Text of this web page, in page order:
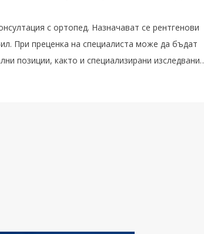
с ортопед. Назначават се рентгенови
При преценка на специалиста може да бъдат
позиции, както и специализирани изследвания